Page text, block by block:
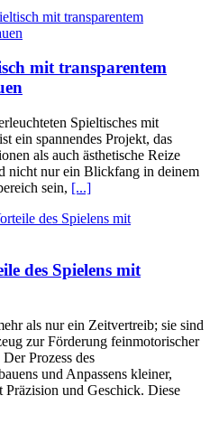
mit transparentem
Spieltisches mit
ein spannendes Projekt, das
als auch ästhetische Reize
nicht nur ein Blickfang in deinem
sein, [...]
des Spielens mit
als nur ein Zeitvertreib; sie sind
zur Förderung feinmotorischer
Prozess des
und Anpassens kleiner,
und Geschick. Diese